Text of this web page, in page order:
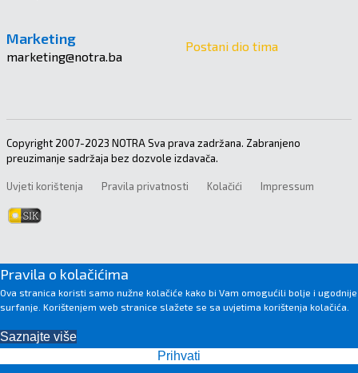
Marketing
marketing@notra.ba
Postani dio tima
Copyright 2007-2023 NOTRA Sva prava zadržana. Zabranjeno
preuzimanje sadržaja bez dozvole izdavača.
Uvjeti korištenja Pravila privatnosti Kolačići Impressum
Pravila o kolačićima
Ova stranica koristi samo nužne kolačiće kako bi Vam omogućili bolje i ugodnije
surfanje. Korištenjem web stranice slažete se sa uvjetima korištenja kolačića.
Saznajte više
Prihvati